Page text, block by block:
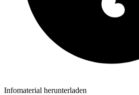
Infomaterial herunterladen